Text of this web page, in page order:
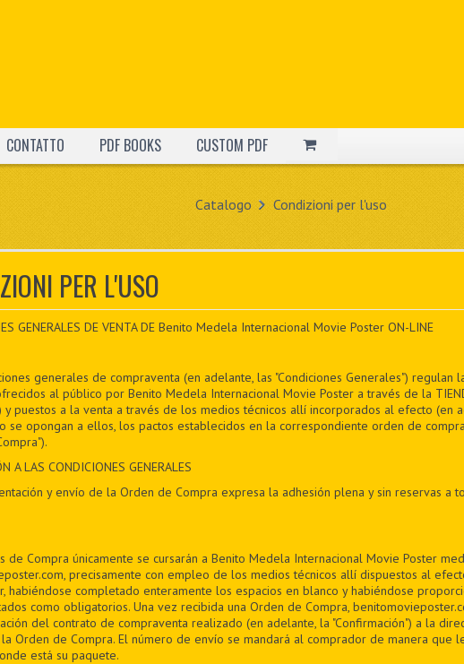
CONTATTO PDF BOOKS CUSTOM PDF
Catalogo Condizioni per l'uso
PER L'USO
GENERALES DE VENTA DE Benito Medela Internacional Movie Poster ON-LINE
generales de compraventa (en adelante, las "Condiciones Generales") regulan
al público por Benito Medela Internacional Movie Poster a través de la
y puestos a la venta a través de los medios técnicos allí incorporados al efecto (en
se opongan a ellos, los pactos establecidos en la correspondiente orden de
A LAS CONDICIONES GENERALES
y envío de la Orden de Compra expresa la adhesión plena y sin reservas a
de Compra únicamente se cursarán a Benito Medela Internacional Movie Poster
precisamente con empleo de los medios técnicos allí dispuestos al
habiéndose completado enteramente los espacios en blanco y habiéndose
como obligatorios. Una vez recibida una Orden de Compra,
del contrato de compraventa realizado (en adelante, la "Confirmación") a la
Orden de Compra. El número de envío se mandará al comprador de manera que
está su paquete.